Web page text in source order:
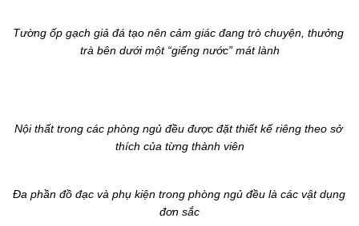
Tường ốp gạch giả đá tạo nên cảm giác đang trò chuyện, thưởng
trà bên dưới một “giếng nước” mát lành
Nội thất trong các phòng ngủ đều được đặt thiết kế riêng theo sở
thích của từng thành viên
Đa phần đồ đạc và phụ kiện trong phòng ngủ đều là các vật dụng
đơn sắc